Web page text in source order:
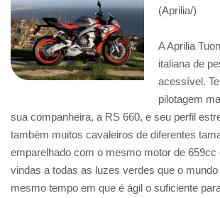
(Aprilia/)
A Aprilia
italiana de
acessível.
pilotagem
sua companheira, a RS 660, e seu perfil
também muitos cavaleiros de diferentes
emparelhado com o mesmo motor de 659cc
vindas a todas as luzes verdes que o
mesmo tempo em que é ágil o suficiente